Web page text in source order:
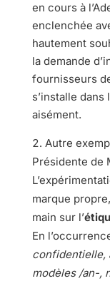
en cours à
enclenchée
hautement
la demande
fournisseurs
s’installe
aisément.
Autre
Présidente de
marque
main sur l’
En
confidentielle,
modèles /an-,